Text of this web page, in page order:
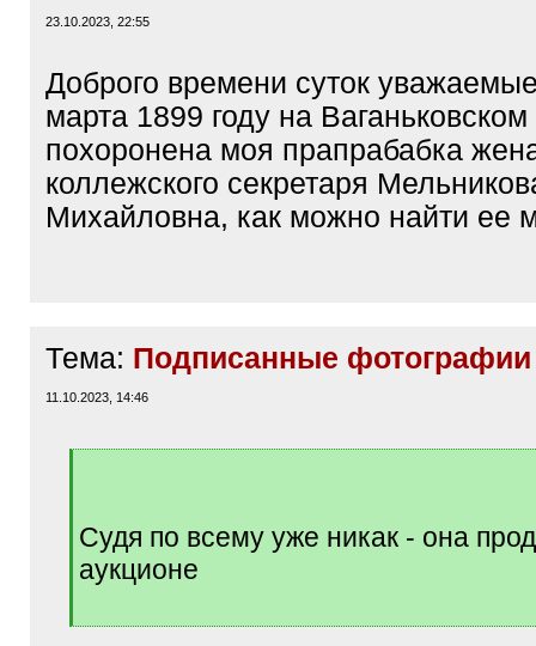
23.10.2023, 22:55
Доброго времени суток
марта 1899 году на
похоронена моя прапрабабка
коллежского секретаря
Михайловна, как можно найти ее
Тема: Подписанные фотографии
11.10.2023, 14:46
Судя по всему уже никак - она
аукционе
[